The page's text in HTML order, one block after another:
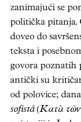
zanimajući se
politička
doveo do
teksta i
govora poznatih
antički su
od polovice;
sofistâ(Κατὰ τῶν